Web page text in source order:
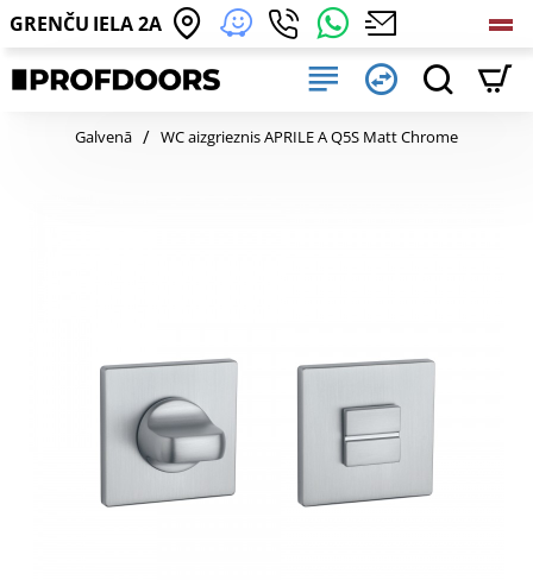
GRENČU IELA 2A
Galvenā homeWC aizgrieznis APRILE A Q5S Matt Chrome